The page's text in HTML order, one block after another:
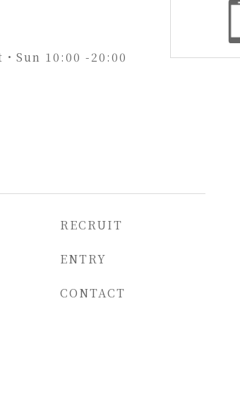
Sun 10:00 -20:00
RECRUIT
ENTRY
CONTACT